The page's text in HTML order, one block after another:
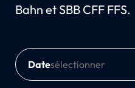
Bahn et SBB CFF FFS.
Date